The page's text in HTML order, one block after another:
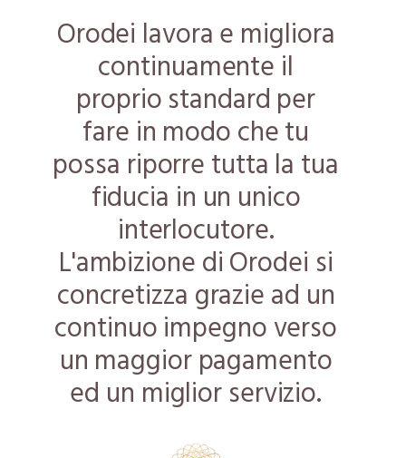
Orodei lavora e migliora
continuamente il
proprio standard per
fare in modo che tu
possa riporre tutta la tua
fiducia in un unico
interlocutore.
L'ambizione di Orodei si
concretizza grazie ad un
continuo impegno verso
un maggior pagamento
ed un miglior servizio.